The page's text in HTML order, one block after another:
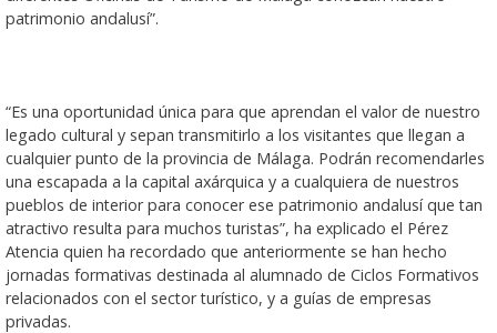
patrimonio andalusí”.
“Es una oportunidad única para que aprendan el valor de nuestro
legado cultural y sepan transmitirlo a los visitantes que llegan a
cualquier punto de la provincia de Málaga. Podrán recomendarles
una escapada a la capital axárquica y a cualquiera de nuestros
pueblos de interior para conocer ese patrimonio andalusí que tan
atractivo resulta para muchos turistas”, ha explicado el Pérez
Atencia quien ha recordado que anteriormente se han hecho
jornadas formativas destinada al alumnado de Ciclos Formativos
relacionados con el sector turístico, y a guías de empresas
privadas.